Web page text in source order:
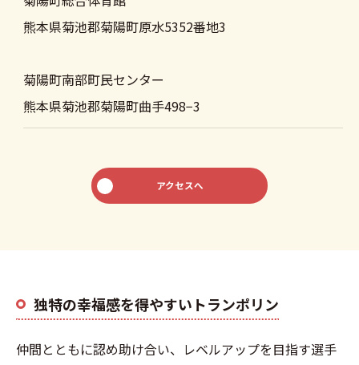
熊本県菊池郡菊陽町原水5352番地3
菊陽町南部町民センター
熊本県菊池郡菊陽町曲手498−3
アクセスへ
独特の幸福感を得やすいトランポリン
仲間とともに認め助け合い、レベルアップを目指す選手